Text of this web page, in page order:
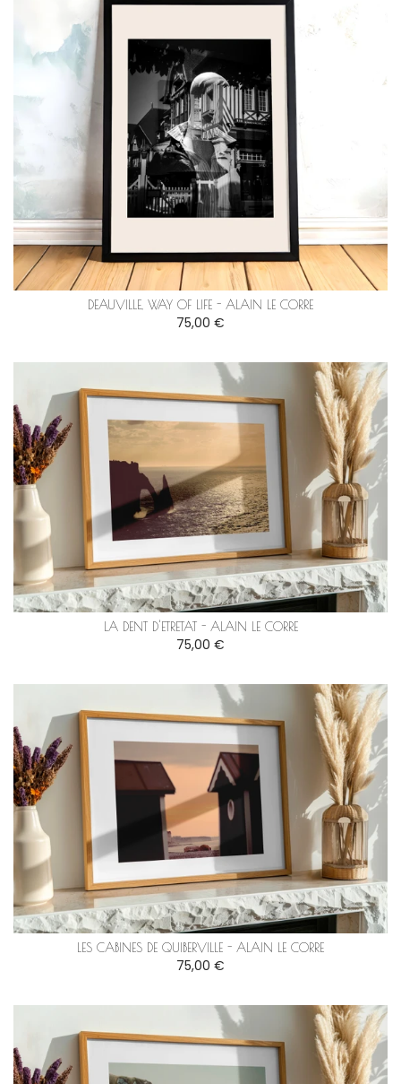
DEAUVILLE, WAY OF LIFE - ALAIN LE CORRE
75,00 €
LA DENT D'ETRETAT - ALAIN LE CORRE
75,00 €
LES CABINES DE QUIBERVILLE - ALAIN LE CORRE
75,00 €